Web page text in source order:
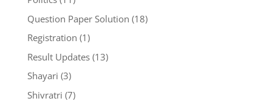
Question Paper Solution (18)
Registration (1)
Result Updates(13)
Shayari (3)
Shivratri (7)